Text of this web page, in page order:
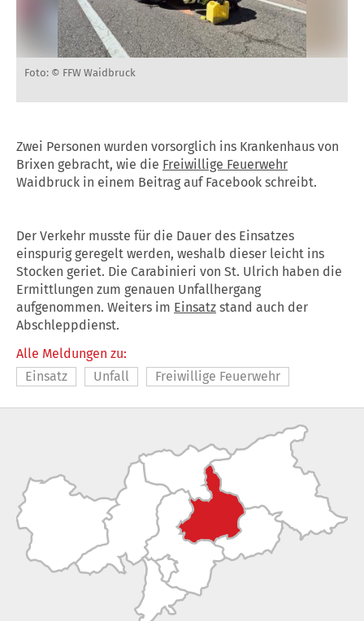
Foto: © FFW Waidbruck
Zwei Personen wurden vorsorglich ins Krankenhaus von
Brixen gebracht, wie die Freiwillige Feuerwehr
Waidbruck in einem Beitrag auf Facebook schreibt.
Der Verkehr musste für die Dauer des Einsatzes
einspurig geregelt werden, weshalb dieser leicht ins
Stocken geriet. Die Carabinieri von St. Ulrich haben die
Ermittlungen zum genauen Unfallhergang
aufgenommen. Weiters im Einsatz stand auch der
Abschleppdienst.
Alle Meldungen zu:
Einsatz
Unfall Freiwillige Feuerwehr